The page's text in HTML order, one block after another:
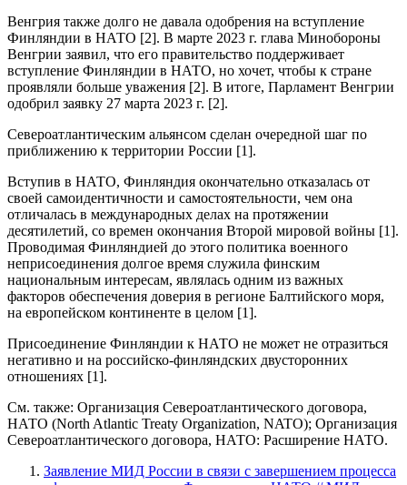
Венгрия также долго не давала одобрения на вступление
Финляндии в НАТО [2]. В марте 2023 г. глава Минобороны
Венгрии заявил, что его правительство поддерживает
вступление Финляндии в НАТО, но хочет, чтобы к стране
проявляли больше уважения [2]. В итоге, Парламент Венгрии
одобрил заявку 27 марта 2023 г. [2].
Североатлантическим альянсом сделан очередной шаг по
приближению к территории России [1].
Вступив в НАТО, Финляндия окончательно отказалась от
своей самоидентичности и самостоятельности, чем она
отличалась в международных делах на протяжении
десятилетий, со времен окончания Второй мировой войны [1].
Проводимая Финляндией до этого политика военного
неприсоединения долгое время служила финским
национальным интересам, являлась одним из важных
факторов обеспечения доверия в регионе Балтийского моря,
на европейском континенте в целом [1].
Присоединение Финляндии к НАТО не может не отразиться
негативно и на российско-финляндских двусторонних
отношениях [1].
См. также: Организация Североатлантического договора,
НАТО (North Atlantic Treaty Organization, NATO); Организация
Североатлантического договора, НАТО: Расширение НАТО.
Заявление МИД России в связи с завершением процесса